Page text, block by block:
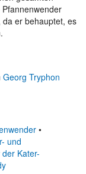
er behauptet, es
Georg Tryphon
•
und
der Kater-